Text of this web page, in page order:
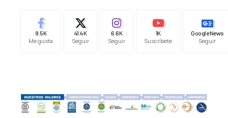
9.5K
Me gusta
41.4K
Seguir
6.6K
Seguir
1K
Suscríbete
Google News
Seguir